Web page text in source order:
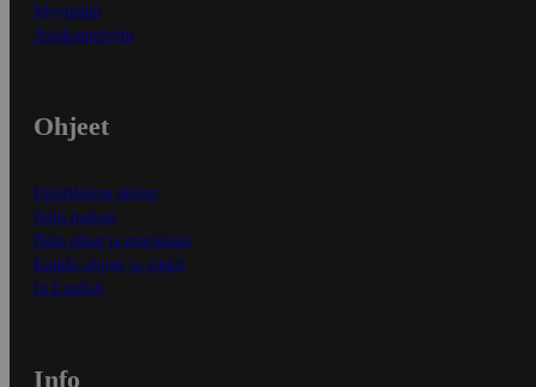
Myymälät
Asiakaspalvelu
Ohjeet
Ensitilaajan ohjeet
Näin maksat
Näin tilaat ja muokkaat
Kaikki ohjeet ja vinkit
In English
Info